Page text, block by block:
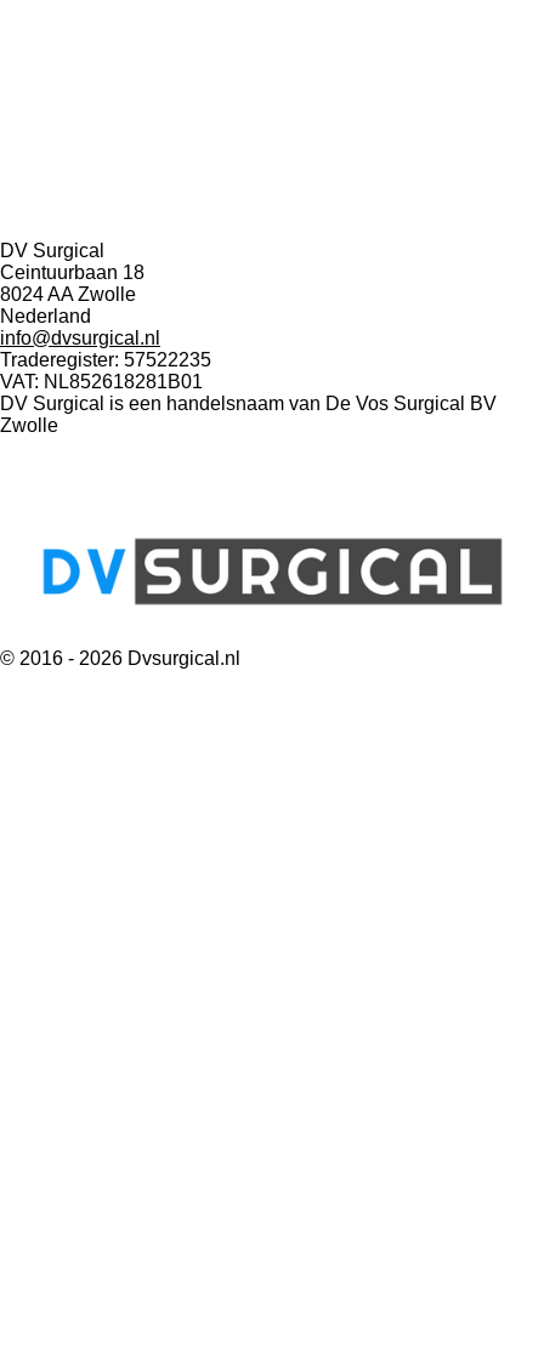
c
e
b
o
o
k
n
k
e
d
I
n
DV Surgical
Ceintuurbaan 18
8024 AA Zwolle
Nederland
info@dvsurgical.nl
Traderegister: 57522235
VAT: NL852618281B01
DV Surgical is een handelsnaam van De Vos Surgical BV
Zwolle
© 2016 - 2026 Dvsurgical.nl